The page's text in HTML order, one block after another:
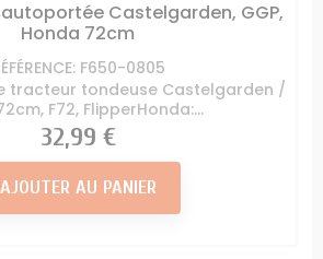
Castelgarden, GGP,
Honda 72cm
F650-0805
tracteur tondeuse Castelgarden /
F72, FlipperHonda:...
Prix
32,99 €
AJOUTER AU PANIER